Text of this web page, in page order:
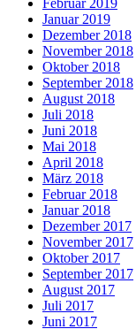
Januar 2019
Dezember 2018
November 2018
Oktober 2018
September 2018
August 2018
Juli 2018
Juni 2018
Mai 2018
April 2018
März 2018
Februar 2018
Januar 2018
Dezember 2017
November 2017
Oktober 2017
September 2017
August 2017
Juli 2017
Juni 2017